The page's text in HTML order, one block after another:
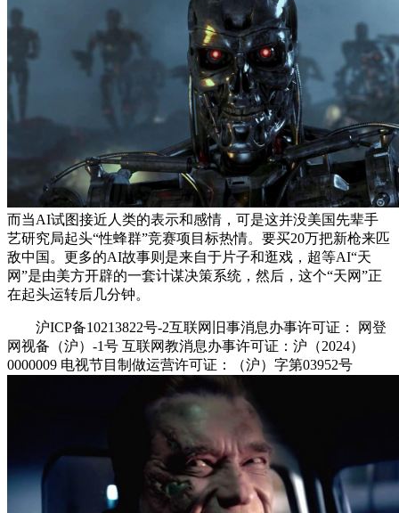
而当AI试图接近人类的表示和感情，可是这并没美国先辈手
艺研究局起头“性蜂群”竞赛项目标热情。要买20万把新枪来匹
敌中国。更多的AI故事则是来自于片子和逛戏，超等AI“天
网”是由美方开辟的一套计谋决策系统，然后，这个“天网”正
在起头运转后几分钟。
沪ICP备10213822号-2互联网旧事消息办事许可证： 网登
网视备（沪）-1号 互联网教消息办事许可证：沪（2024）
0000009 电视节目制做运营许可证：（沪）字第03952号